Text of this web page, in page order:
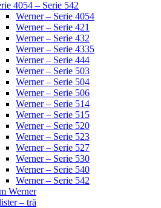
4054 – Serie 542
Werner – Serie 4054
Werner – Serie 421
Werner – Serie 432
Werner – Serie 4335
Werner – Serie 444
Werner – Serie 503
Werner – Serie 504
Werner – Serie 506
Werner – Serie 514
Werner – Serie 515
Werner – Serie 520
Werner – Serie 523
Werner – Serie 527
Werner – Serie 530
Werner – Serie 540
Werner – Serie 542
Werner
– trä